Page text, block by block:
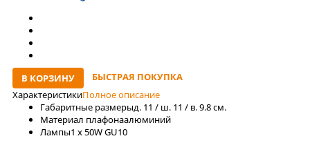
В КОРЗИНУ
БЫСТРАЯ ПОКУПКА
ХарактеристикиПолное описание
Габаритные размерыд. 11 / ш. 11 / в. 9.8 см.
Материал плафонаалюминий
Лaмпы1 x 50W GU10